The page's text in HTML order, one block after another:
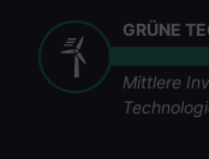
GRÜNE
Mittlere